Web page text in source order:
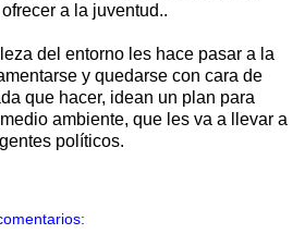
a la juventud..
del entorno les hace pasar a la
y quedarse con cara de
que hacer, idean un plan para
ambiente, que les va a llevar a
políticos.